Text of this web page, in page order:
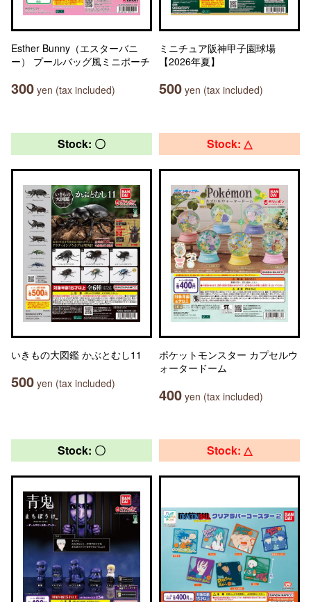
Esther Bunny（エスターバニ
ー） プールバッグ風ミニポーチ
300 yen (tax included)
ミニチュア阪神甲子園球場
【2026年夏】
500 yen (tax included)
Stock: 〇
いきもの大図鑑 かぶとむし11
500 yen (tax included)
Stock: △
ポケットモンスター カプセルウ
ォータードーム
400 yen (tax included)
Stock: 〇 Stock: △